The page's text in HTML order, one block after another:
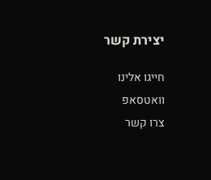
יצירת קשר
חייגו אלינו
וואטסאפ
צרו קשר